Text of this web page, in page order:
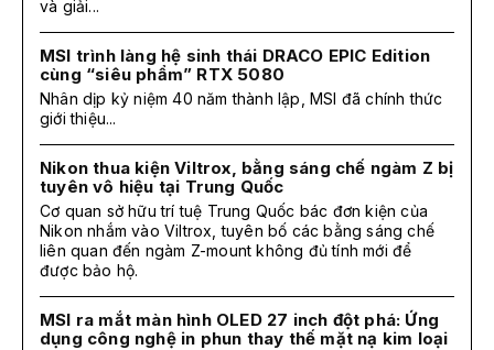
và giải...
MSI trình làng hệ sinh thái DRACO EPIC Edition
cùng “siêu phẩm” RTX 5080
Nhân dịp kỷ niệm 40 năm thành lập, MSI đã chính thức
giới thiệu...
Nikon thua kiện Viltrox, bằng sáng chế ngàm Z bị
tuyên vô hiệu tại Trung Quốc
Cơ quan sở hữu trí tuệ Trung Quốc bác đơn kiện của
Nikon nhắm vào Viltrox, tuyên bố các bằng sáng chế
liên quan đến ngàm Z-mount không đủ tính mới để
được bảo hộ.
MSI ra mắt màn hình OLED 27 inch đột phá: Ứng
dụng công nghệ in phun thay thế mặt nạ kim loại